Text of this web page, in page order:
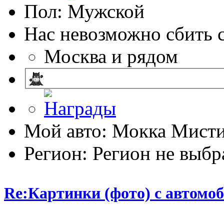
Пол:
Нас невозможно сбить
Москва и рядом
Мой авто: Мокка
Регион: Регион не
Re:Картинки (фото) с